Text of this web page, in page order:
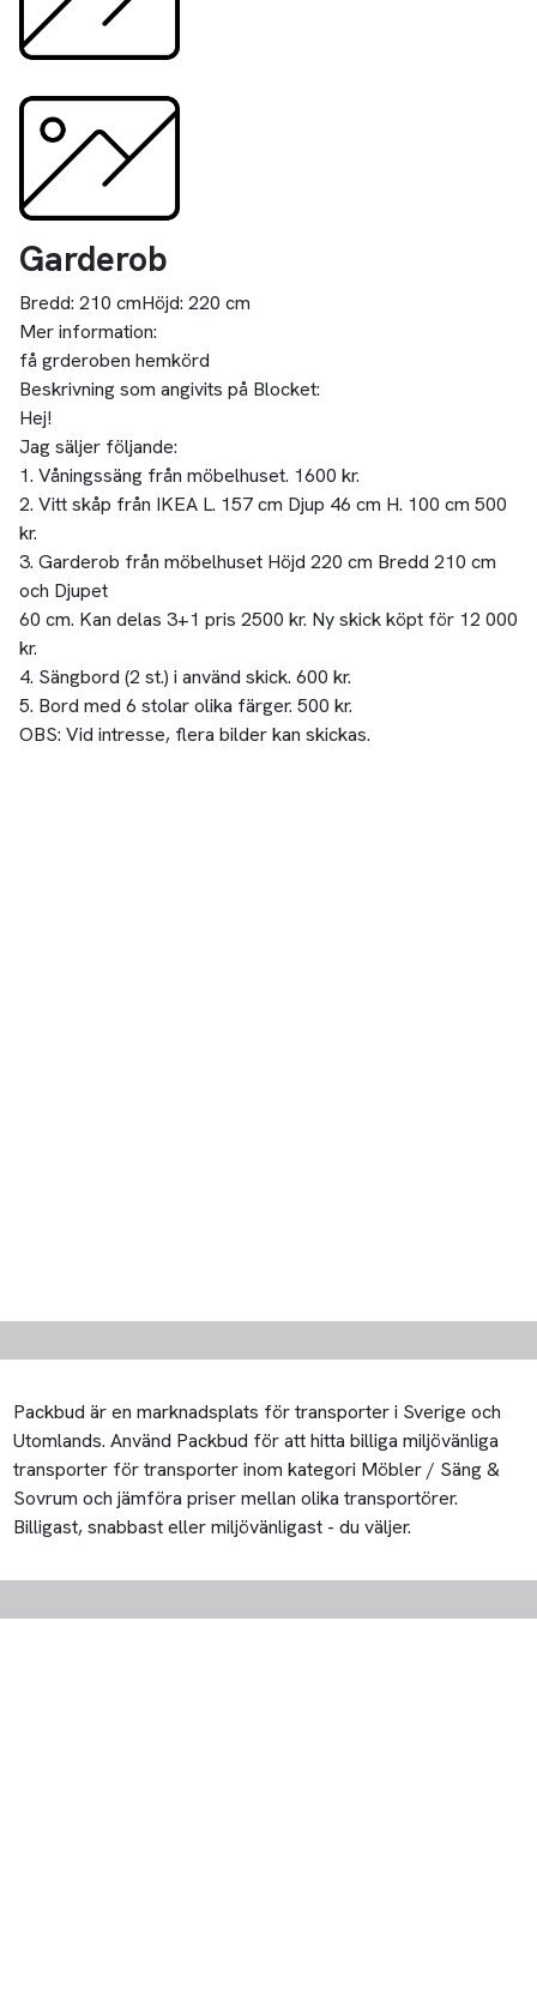
Garderob
Bredd: 210 cmHöjd: 220 cm
Mer information:
få grderoben hemkörd
Beskrivning som angivits på Blocket:
Hej!
Jag säljer följande:
1. Våningssäng från möbelhuset. 1600 kr.
2. Vitt skåp från IKEA L. 157 cm Djup 46 cm H. 100 cm 500
kr.
3. Garderob från möbelhuset Höjd 220 cm Bredd 210 cm
och Djupet
60 cm. Kan delas 3+1 pris 2500 kr. Ny skick köpt för 12 000
kr.
4. Sängbord (2 st.) i använd skick. 600 kr.
5. Bord med 6 stolar olika färger. 500 kr.
OBS: Vid intresse, flera bilder kan skickas.
Packbud är en marknadsplats för transporter i Sverige och
Utomlands. Använd Packbud för att hitta billiga miljövänliga
transporter för transporter inom kategori Möbler / Säng &
Sovrum och jämföra priser mellan olika transportörer.
Billigast, snabbast eller miljövänligast - du väljer.